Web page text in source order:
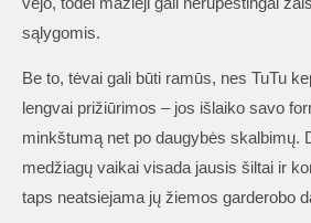
sąlygomis.
Be to, tėvai gali būti ramūs, nes TuTu
lengvai prižiūrimos – jos išlaiko savo
minkštumą net po daugybės skalbimų.
medžiagų vaikai visada jausis šiltai ir
taps neatsiejama jų žiemos garderobo